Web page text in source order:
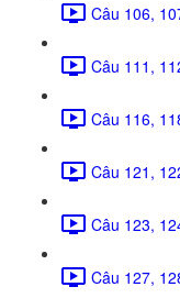
Câu 106,
Câu 111,
Câu 116,
Câu 121,
Câu 123,
Câu 127,